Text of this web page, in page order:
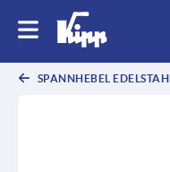
SPANNHEBEL EDELSTAHL